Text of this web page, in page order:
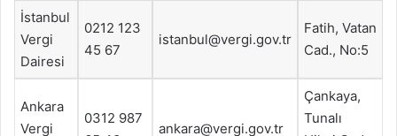
İstanbul
Vergi
Dairesi
0212 123
45 67
istanbul@vergi.gov.tr
Fatih, Vatan
Cad., No:5
Ankara
Vergi
0312 987
ankara@vergi.gov.tr
Çankaya,
Tunalı